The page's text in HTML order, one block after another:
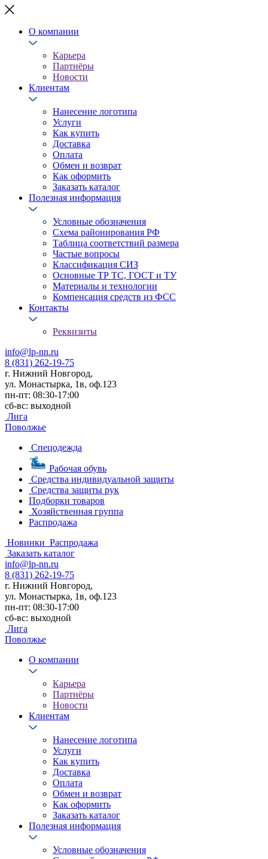
О компании
Карьера
Партнёры
Новости
Клиентам
Нанесение логотипа
Услуги
Как купить
Доставка
Оплата
Обмен и возврат
Как оформить
Заказать каталог
Полезная информация
Условные обозначения
Схема районирования РФ
Таблица соответствий размера
Частые вопросы
Классификация СИЗ
Основные ТР ТС, ГОСТ и ТУ
Материалы и технологии
Компенсация средств из ФСС
Контакты
Реквизиты
info@lp-nn.ru
8 (831) 262-19-75
г. Нижний Новгород,
ул. Монастырка, 1в, оф.123
пн-пт: 08:30-17:00
сб-вс: выходной
Лига
Поволжье
Спецодежда
Рабочая обувь
Средства индивидуальной защиты
Средства защиты рук
Подборки товаров
Хозяйственная группа
Распродажа
Новинки Распродажа
Заказать каталог
info@lp-nn.ru
8 (831) 262-19-75
г. Нижний Новгород,
ул. Монастырка, 1в, оф.123
пн-пт: 08:30-17:00
сб-вс: выходной
Лига
Поволжье
О компании
Карьера
Партнёры
Новости
Клиентам
Нанесение логотипа
Услуги
Как купить
Доставка
Оплата
Обмен и возврат
Как оформить
Заказать каталог
Полезная информация
Условные обозначения